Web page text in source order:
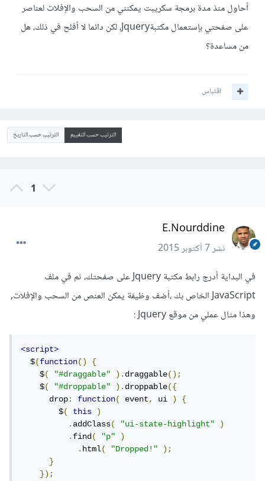
أحاول منذ مدة برمجة سكريبت يمكنني من السحب والإفلات لعناصر
على صفحتي بإستعمال مكتبةJquery، لكن دائما لا أفلح في ذلك، هل
من مساعدة؟
اقتباس
الترتيب حسب التقييم الترتيب حسب التاريخ
1
E.Nourddine
نشر7 أكتوبر 2015
في البداية أدرج رابط مكتبة Jquery على صفحتك، ثم في ملف
JavaScript الخاص بك ،أضف وظيفة يمكن العنص من السحب والإفلات,
وهذا مثال عملي من موقع Jquery :
<script>
  $
(function()
{
    $
( "#draggable" ).draggable();
    $
( "#droppable" ).droppable({
      drop
: function( event, ui )
{
        $
( this
)
.addClass( "ui-state-highlight"
)
.find( "p"
)
.html( "Dropped!"
);
}
});